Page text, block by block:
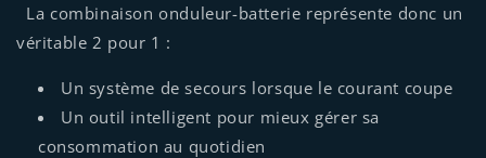
La combinaison onduleur-batterie représente donc un
véritable 2 pour 1 :
Un système de secours lorsque le courant coupe
Un outil intelligent pour mieux gérer sa
consommation au quotidien